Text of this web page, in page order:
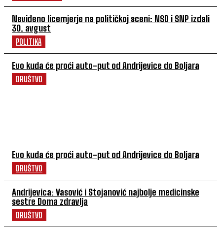
Neviđeno licemjerje na političkoj sceni: NSD i SNP izdali
30. avgust
POLITIKA
Evo kuda će proći auto-put od Andrijevice do Boljara
DRUŠTVO
Evo kuda će proći auto-put od Andrijevice do Boljara
DRUŠTVO
Andrijevica: Vasović i Stojanović najbolje medicinske
sestre Doma zdravlja
DRUŠTVO